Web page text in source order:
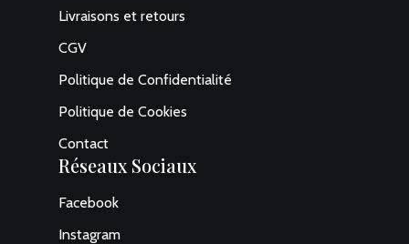
Livraisons et retours
CGV
Politique de Confidentialité
Politique de Cookies
Contact
Réseaux Sociaux
Facebook
Instagram